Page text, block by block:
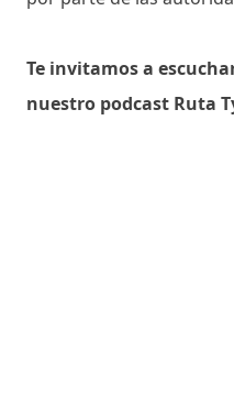
Te invitamos a
nuestro podcast Ruta